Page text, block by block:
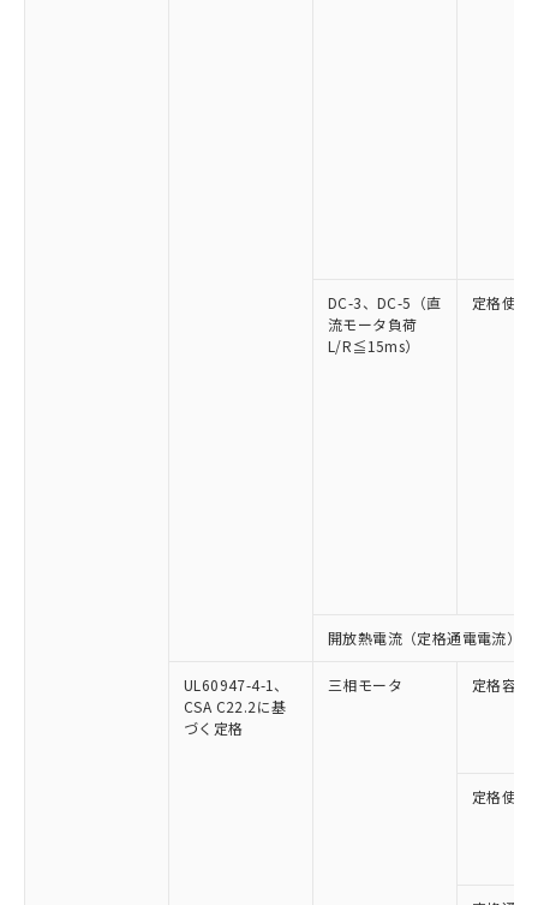
DC-3、DC-5（直
流モータ負荷
L/R≦15ms）
定格使用
開放熱電流（定格通電電流）
UL60947-4-1、
CSA C22.2に基
づく定格
三相モータ 定格容量
定格使用